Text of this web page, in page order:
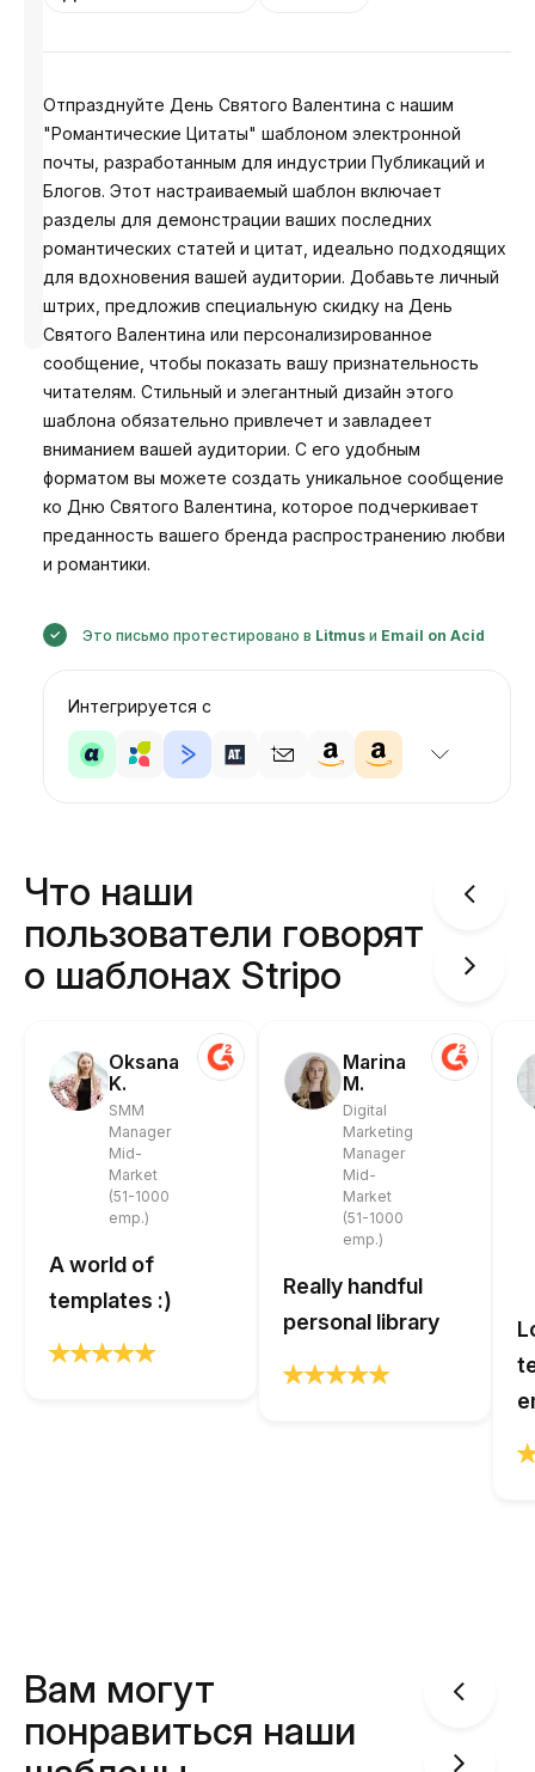
Анастасия
Отпразднуйте День Святого Валентина с нашим
"Романтические Цитаты" шаблоном электронной
почты, разработанным для индустрии Публикаций и
Блогов. Этот настраиваемый шаблон включает
разделы для демонстрации ваших последних
романтических статей и цитат, идеально подходящих
для вдохновения вашей аудитории. Добавьте личный
штрих, предложив специальную скидку на День
Святого Валентина или персонализированное
сообщение, чтобы показать вашу признательность
читателям. Стильный и элегантный дизайн этого
шаблона обязательно привлечет и завладеет
вниманием вашей аудитории. С его удобным
форматом вы можете создать уникальное сообщение
ко Дню Святого Валентина, которое подчеркивает
преданность вашего бренда распространению любви
и романтики.
Это письмо протестировано в Litmus и Email on Acid
Интегрируется с
Что наши
пользователи говорят
о шаблонах Stripo
Oksana
K.
SMM
Manager
Mid-
Market
(51-1000
emp.)
A world of
templates :)
Marina
M.
Digital
Marketing
Manager
Mid-
Market
(51-1000
emp.)
Really handful
personal library
Вам могут
понравиться наши